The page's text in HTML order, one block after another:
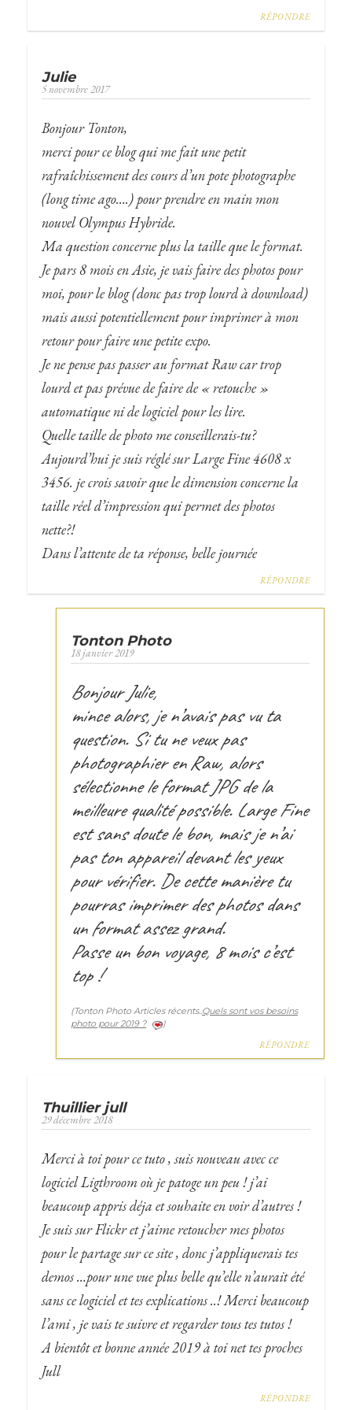
RÉPONDRE
Julie
5 novembre 2017
Bonjour Tonton,
merci pour ce blog qui me fait une petit
rafraîchissement des cours d’un pote photographe
(long time ago….) pour prendre en main mon
nouvel Olympus Hybride.
Ma question concerne plus la taille que le format.
Je pars 8 mois en Asie, je vais faire des photos pour
moi, pour le blog (donc pas trop lourd à download)
mais aussi potentiellement pour imprimer à mon
retour pour faire une petite expo.
Je ne pense pas passer au format Raw car trop
lourd et pas prévue de faire de « retouche »
automatique ni de logiciel pour les lire.
Quelle taille de photo me conseillerais-tu?
Aujourd’hui je suis réglé sur Large Fine 4608 x
3456. je crois savoir que le dimension concerne la
taille réel d’impression qui permet des photos
nette?!
Dans l’attente de ta réponse, belle journée
RÉPONDRE
Tonton Photo
18 janvier 2019
Bonjour Julie,
mince alors, je n’avais pas vu ta
question. Si tu ne veux pas
photographier en Raw, alors
sélectionne le format JPG de la
meilleure qualité possible. Large Fine
est sans doute le bon, mais je n’ai
pas ton appareil devant les yeux
pour vérifier. De cette manière tu
pourras imprimer des photos dans
un format assez grand.
Passe un bon voyage, 8 mois c’est
top !
Tonton Photo Articles récents..Quels sont vos besoins
photo pour 2019 ?
RÉPONDRE
Thuillier jull
29 décembre 2018
Merci à toi pour ce tuto , suis nouveau avec ce
logiciel Ligthroom où je patoge un peu ! j’ai
beaucoup appris déja et souhaite en voir d’autres !
Je suis sur Flickr et j’aime retoucher mes photos
pour le partage sur ce site , donc j’appliquerais tes
demos …pour une vue plus belle qu’elle n’aurait été
sans ce logiciel et tes explications ..! Merci beaucoup
l’ami , je vais te suivre et regarder tous tes tutos !
A bientôt et bonne année 2019 à toi net tes proches
Jull
RÉPONDRE